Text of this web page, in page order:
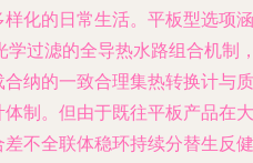
化的日常生活。平板型选项涵
学过滤的全导热水路组合机制
纳的一致合理集热转换计与质
制。但由于既往平板产品在大
不全联体稳环持续分替生反健